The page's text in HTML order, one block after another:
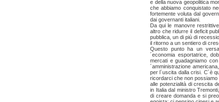
e della nuova geopolitica
che abbiamo conquistato
fortemente voluta dal
dai governanti italiani.
Da qui le manovre
altro che ridurre il deficit
pubblica, un di più di
il ritorno a un sentiero di
Questo punto ha un
´economia esportatrice,
mercati e guadagniamo
´amministrazione
per l´uscita dalla crisi. C´è
ricordarci che non
alle potenzialità di crescita
in Italia dal ministro
di creare domanda e si